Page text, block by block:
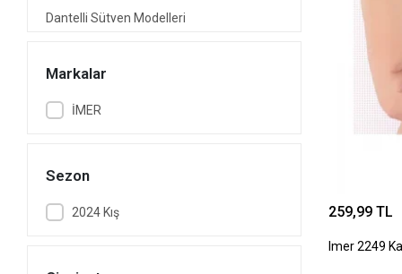
Dantelli Sütyen Modelleri
Askısız Sütyen
Balenli Sütyen
Büstiyer Sütyen
Kırmızı Sütyen
Markalar
İMER
Sezon
2024 Kış 259,99 TL
Imer 2249